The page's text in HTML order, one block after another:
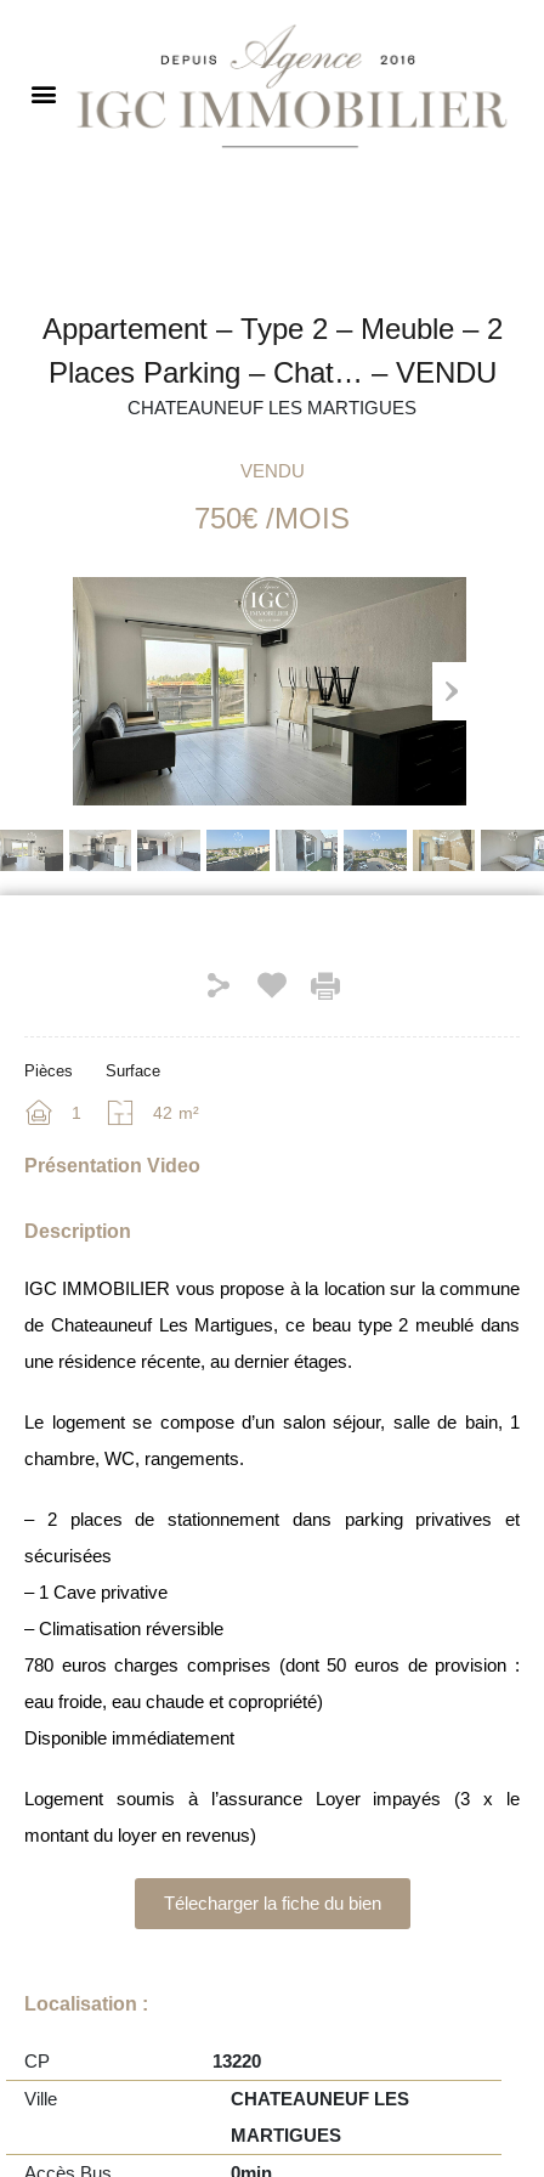
Appartement – Type 2 – Meuble – 2
Places Parking – Chat… – VENDU
CHATEAUNEUF LES MARTIGUES
VENDU
750€ /MOIS
Pièces
1
Surface
42 m²
Présentation Video
Description
IGC IMMOBILIER vous propose à la location sur la commune
de Chateauneuf Les Martigues, ce beau type 2 meublé dans
une résidence récente, au dernier étages.
Le logement se compose d’un salon séjour, salle de bain, 1
chambre, WC, rangements.
– 2 places de stationnement dans parking privatives et
sécurisées
– 1 Cave privative
– Climatisation réversible
780 euros charges comprises (dont 50 euros de provision :
eau froide, eau chaude et copropriété)
Disponible immédiatement
Logement soumis à l’assurance Loyer impayés (3 x le
montant du loyer en revenus)
Télecharger la fiche du bien
Localisation :
CP
13220
Ville
CHATEAUNEUF LES
MARTIGUES